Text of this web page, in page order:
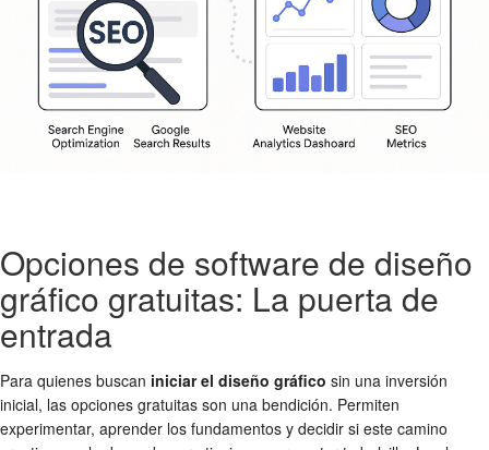
Opciones de software de diseño
gráfico gratuitas: La puerta de
entrada
Para quienes buscan iniciar el diseño gráfico sin una inversión
inicial, las opciones gratuitas son una bendición. Permiten
experimentar, aprender los fundamentos y decidir si este camino